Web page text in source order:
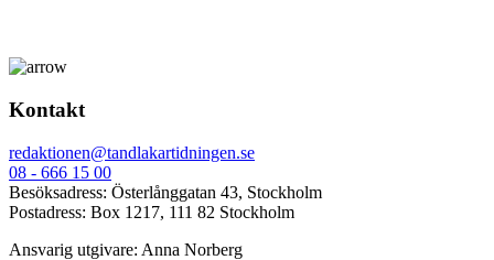
Kontakt
redaktionen@tandlakartidningen.se
08 - 666 15 00
Besöksadress: Österlånggatan 43, Stockholm
Postadress: Box 1217, 111 82 Stockholm
Ansvarig utgivare: Anna Norberg